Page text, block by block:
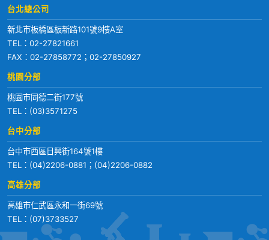
台北總公司
新北市板橋區板新路101號9樓A室
TEL： 02-27821661
FAX：02-27858772；02-27850927
桃園分部
桃園市同德二街177號
TEL： (03)3571275
台中分部
台中市西區日興街164號1樓
TEL： (04)2206-0881 ； (04)2206-0882
高雄分部
高雄市仁武區永和一街69號
TEL： (07)3733527